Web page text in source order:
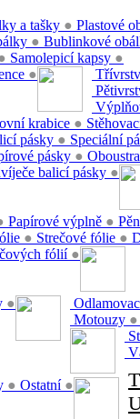
a tašky ● Plastové
● Bublinkové
Samolepicí kapsy ●
●
krabice ●
pásky ● Speciální
pásky ●
balicí pásky ●
Papírové výplně ●
● Strečové fólie ●
fólií ●
●
Motouzy ●
● Ostatní ●